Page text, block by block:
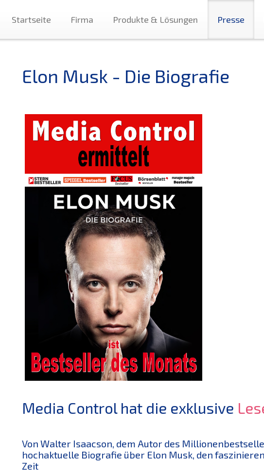
Startseite Firma Produkte & Lösungen Presse
Elon Musk - Die Biografie
Media Control hat die exklusive
Von Walter Isaacson, dem Autor des
hochaktuelle Biografie über Elon Musk, den
Zeit